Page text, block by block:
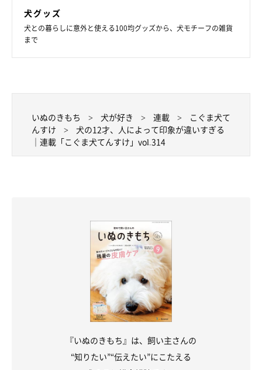
犬グッズ
犬との暮らしに意外と使える100均グッズから、犬モチーフの雑貨
まで
いぬのきもち 犬が好き 連載
こぐま犬て
んすけ
犬の12才、人によって印象が違いすぎる
｜連載「こぐま犬てんすけ」vol.314
『いぬのきもち』は、飼い主さんの
“知りたい”“伝えたい”にこたえる